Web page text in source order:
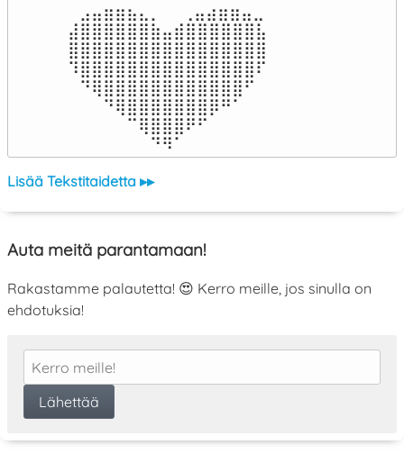
⠀⣠⣤⣶⣶⣦⣄⡀  ⠀⢀⣤⣴⣶⣶⣤⣀⠀
⣼⣿⣿⣿⣿⣿⣿⣷⣤⣾⣿⣿⣿⣿⣿⣿⣧
⣿⣿⣿⣿⣿⣿⣿⣿⣿⣿⣿⣿⣿⣿⣿⣿⣿
⠹⣿⣿⣿⣿⣿⣿⣿⣿⣿⣿⣿⣿⣿⣿⣿⠏
⠀⠙⢿⣿⣿⣿⣿⣿⣿⣿⣿⣿⣿⣿⣿⠋⠀
⠀⠀⠀⠙⢿⣿⣿⣿⣿⣿⣿⣿⡿⠛⠁⠀⠀
⠀⠀⠀⠀⠀⠉⢿⣿⣿⣿⠟⠋⠀⠀⠀⠀⠀
⠀⠀⠀⠀⠀⠀⠀⠙⠻⠁⠀⠀⠀⠀⠀⠀⠀⠀⠀⠀⠀⠀⠀
Lisää Tekstitaidetta ▸▸
Auta meitä parantamaan!
Rakastamme palautetta! 😍 Kerro meille, jos sinulla on
ehdotuksia!